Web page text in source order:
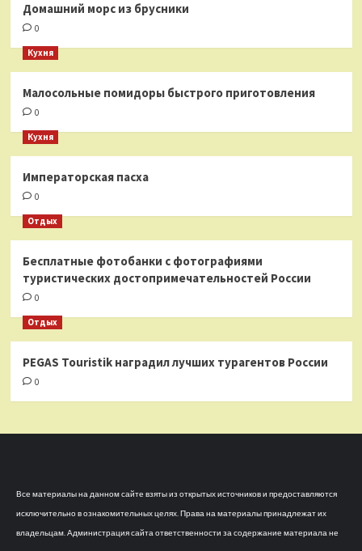
Домашний морс из брусники
0
Кухня
Малосольные помидоры быстрого приготовления
0
Кухня
Императорская пасха
0
Отдых
Бесплатные фотобанки с фотографиями
туристических достопримечательностей России
0
Отдых
PEGAS Touristik наградил лучших турагентов России
0
Все материалы на данном сайте взяты из открытых источников и предоставляются
исключительно в ознакомительных целях. Права на материалы принадлежат их
владельцам. Администрация сайта ответственности за содержание материала не